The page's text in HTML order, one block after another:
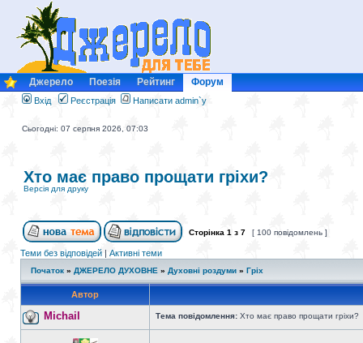
Джерело Поезія Рейтинг Форум
Вхід Реєстрація Написати admin`у
Сьогодні: 07 серпня 2026, 07:03
Хто має право прощати гріхи?
Версія для друку
Сторінка 1 з 7 [ 100 повідомлень ]
Теми без відповідей | Активні теми
Початок » ДЖЕРЕЛО ДУХОВНЕ » Духовні роздуми » Гріх
Автор
Michail Тема повідомлення: Хто має право прощати гріхи?